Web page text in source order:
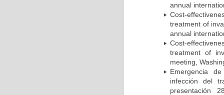
annual
Cost-
treatment of
annual
Cost-
treatment of
meeting,
Emergencia
infección del
presentación